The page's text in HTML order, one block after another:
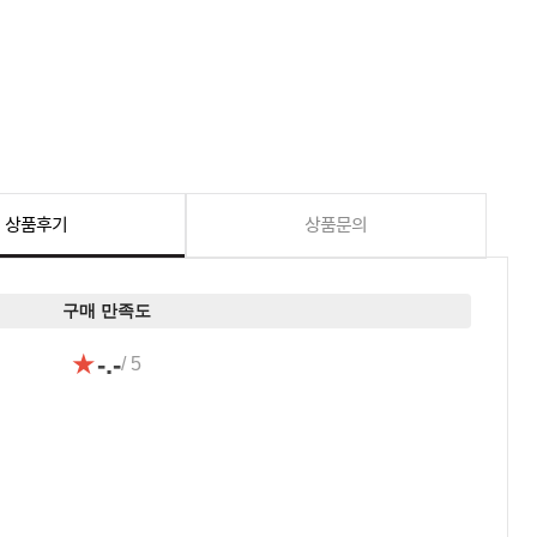
상품후기 상품문의
구매 만족도
★-.-/ 5